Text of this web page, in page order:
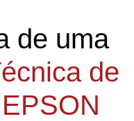
de uma
de